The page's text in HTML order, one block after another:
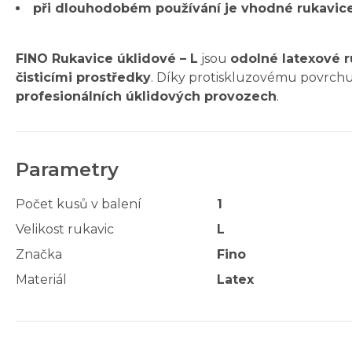
při dlouhodobém používání je vhodné
FINO Rukavice úklidové – L jsou odolné latexové
čisticími prostředky. Díky protiskluzovému
profesionálních úklidových provozech.
Parametry
Počet kusů v balení
1
Velikost rukavic
L
Značka
Fino
Materiál
Latex